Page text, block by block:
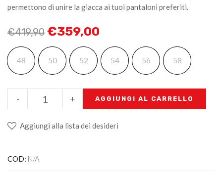
permettono di unire la giacca ai tuoi pantaloni preferiti.
€419,90 €359,00
48 50 52 54 56 58
+
- AGGIUNGI AL CARRELLO
Aggiungi alla lista dei desideri
COD: N/A